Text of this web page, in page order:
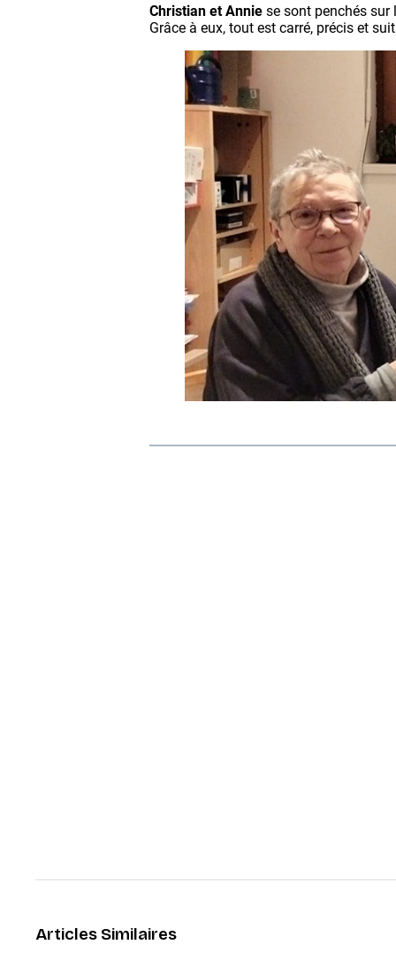
Christian et Annie se sont penchés
Grâce à eux, tout est carré, précis et
Articles Similaires